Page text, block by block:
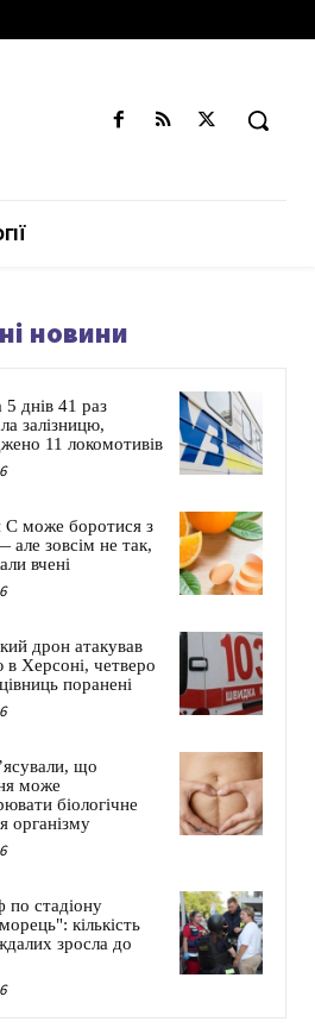
новини
5 днів 41 раз
залізницю,
11 локомотивів
C може боротися з
але зовсім не так,
вчені
дрон атакував
в Херсоні, четверо
поранені
що
може
біологічне
організму
по стадіону
кількість
зросла до